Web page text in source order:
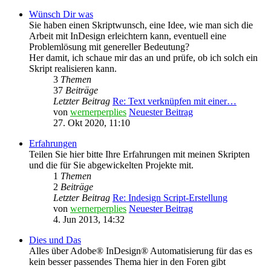
Wünsch Dir was
Sie haben einen Skriptwunsch, eine Idee, wie man sich die
Arbeit mit InDesign erleichtern kann, eventuell eine
Problemlösung mit genereller Bedeutung?
Her damit, ich schaue mir das an und prüfe, ob ich solch ein
Skript realisieren kann.
3 Themen
37 Beiträge
Letzter Beitrag Re: Text verknüpfen mit einer…
von wernerperplies Neuester Beitrag
27. Okt 2020, 11:10
Erfahrungen
Teilen Sie hier bitte Ihre Erfahrungen mit meinen Skripten
und die für Sie abgewickelten Projekte mit.
1 Themen
2 Beiträge
Letzter Beitrag Re: Indesign Script-Erstellung
von wernerperplies Neuester Beitrag
4. Jun 2013, 14:32
Dies und Das
Alles über Adobe® InDesign® Automatisierung für das es
kein besser passendes Thema hier in den Foren gibt